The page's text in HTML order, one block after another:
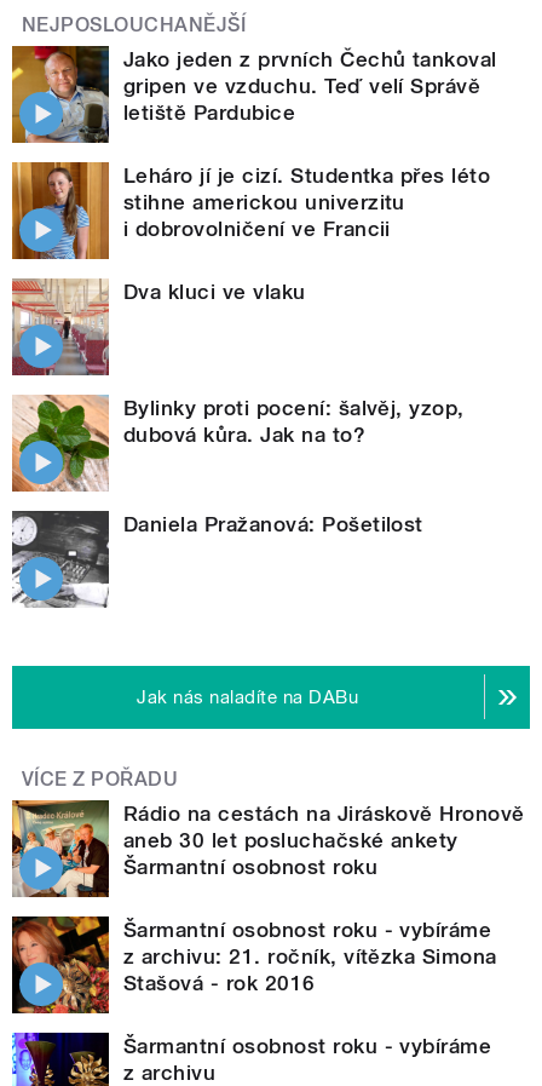
NEJPOSLOUCHANĚJŠÍ
Jako jeden z prvních Čechů tankoval
gripen ve vzduchu. Teď velí Správě
letiště Pardubice
Leháro jí je cizí. Studentka přes léto
stihne americkou univerzitu
i dobrovolničení ve Francii
Dva kluci ve vlaku
Bylinky proti pocení: šalvěj, yzop,
dubová kůra. Jak na to?
Daniela Pražanová: Pošetilost
Jak nás naladíte na DABu
VÍCE Z POŘADU
Rádio na cestách na Jiráskově Hronově
aneb 30 let posluchačské ankety
Šarmantní osobnost roku
Šarmantní osobnost roku - vybíráme
z archivu: 21. ročník, vítězka Simona
Stašová - rok 2016
Šarmantní osobnost roku - vybíráme
z archivu